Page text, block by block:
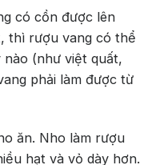
Jack
có cồn được lên
thì rượu vang có thể
(như việt quất,
phải làm được từ
ăn. Nho làm rượu
hạt và vỏ dày hơn.